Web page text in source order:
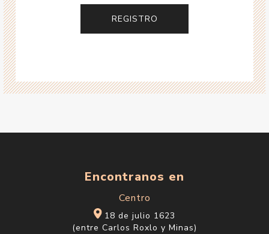
Encontranos en
Centro
18 de julio 1623
(entre Carlos Roxlo y Minas)